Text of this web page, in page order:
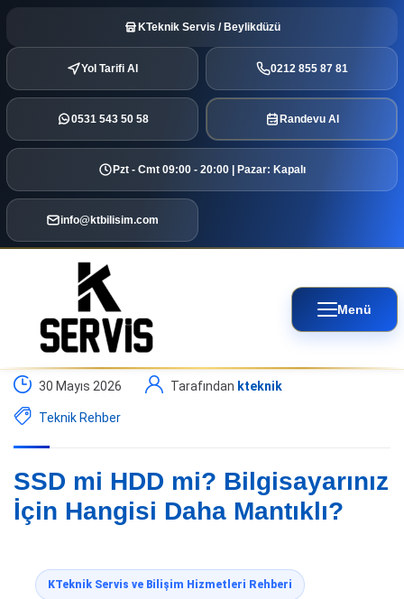
KTeknik Servis / Beylikdüzü
Yol Tarifi Al 0212 855 87 81
0531 543 50 58 Randevu Al
Pzt - Cmt 09:00 - 20:00 | Pazar: Kapalı
info@ktbilisim.com
Menü
30 Mayıs 2026 Tarafından kteknik
Teknik Rehber
SSD mi HDD mi? Bilgisayarınız
İçin Hangisi Daha Mantıklı?
KTeknik Servis ve Bilişim Hizmetleri Rehberi